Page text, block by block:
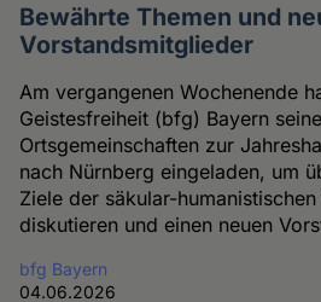
Bewährte Themen und
Vorstandsmitglieder
Am vergangenen Wochenende
Geistesfreiheit (bfg) Bayern
Ortsgemeinschaften zur
nach Nürnberg eingeladen, um
Ziele der säkular-
diskutieren und einen neuen
bfg Bayern
04.06.2026